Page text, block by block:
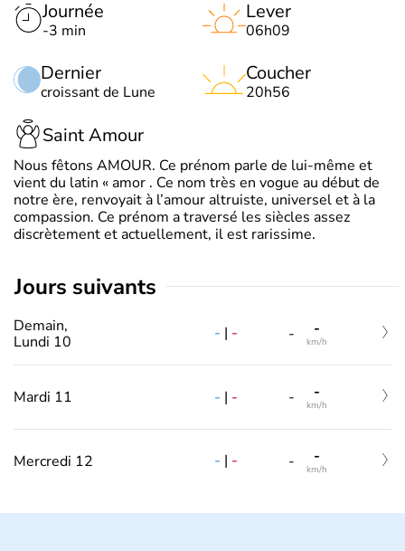
Journée
-3 min
Dernier
croissant de Lune
Lever
06h09
Coucher
20h56
Saint Amour
Nous fêtons AMOUR. Ce prénom parle de lui-même et
vient du latin « amor . Ce nom très en vogue au début de
notre ère, renvoyait à l’amour altruiste, universel et à la
compassion. Ce prénom a traversé les siècles assez
discrètement et actuellement, il est rarissime.
jours suivants
Demain,
Lundi 10
- | - - -
km/h
Mardi 11 - | - - -
km/h
Mercredi 12 - | - - -
km/h